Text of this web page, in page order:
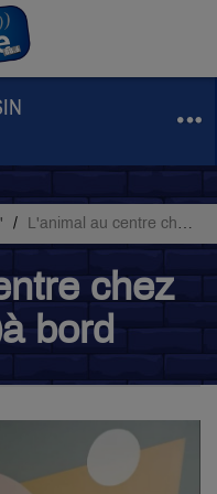
L'animal au centre chez les copain (d')à bord
chez
bord